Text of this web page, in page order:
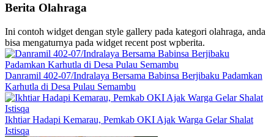
Berita Olahraga
Ini contoh widget dengan style gallery pada kategori olahraga, anda
bisa mengaturnya pada widget recent post wpberita.
Danramil 402-07/Indralaya Bersama Babinsa Berjibaku Padamkan
Karhutla di Desa Pulau Semambu
Ikhtiar Hadapi Kemarau, Pemkab OKI Ajak Warga Gelar Shalat
Istisqa